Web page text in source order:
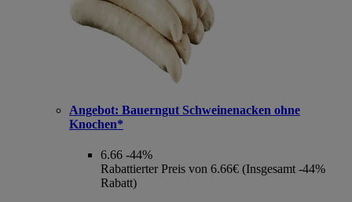
Angebot: Bauerngut Schweinenacken ohne
Knochen*
6.66 -44%
Rabattierter Preis von 6.66€ (Insgesamt -44%
Rabatt)